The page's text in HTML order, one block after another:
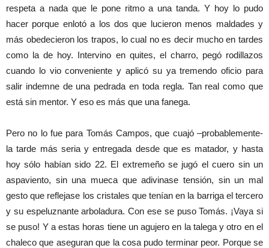
respeta a nada que le pone ritmo a una tanda. Y hoy lo pudo
hacer porque enlotó a los dos que lucieron menos maldades y
más obedecieron los trapos, lo cual no es decir mucho en tardes
como la de hoy. Intervino en quites, el charro, pegó rodillazos
cuando lo vio conveniente y aplicó su ya tremendo oficio para
salir indemne de una pedrada en toda regla. Tan real como que
está sin mentor. Y eso es más que una fanega.
Pero no lo fue para Tomás Campos, que cuajó –probablemente-
la tarde más seria y entregada desde que es matador, y hasta
hoy sólo habían sido 22. El extremeño se jugó el cuero sin un
aspaviento, sin una mueca que adivinase tensión, sin un mal
gesto que reflejase los cristales que tenían en la barriga el tercero
y su espeluznante arboladura. Con ese se puso Tomás. ¡Vaya si
se puso! Y a estas horas tiene un agujero en la talega y otro en el
chaleco que aseguran que la cosa pudo terminar peor. Porque se